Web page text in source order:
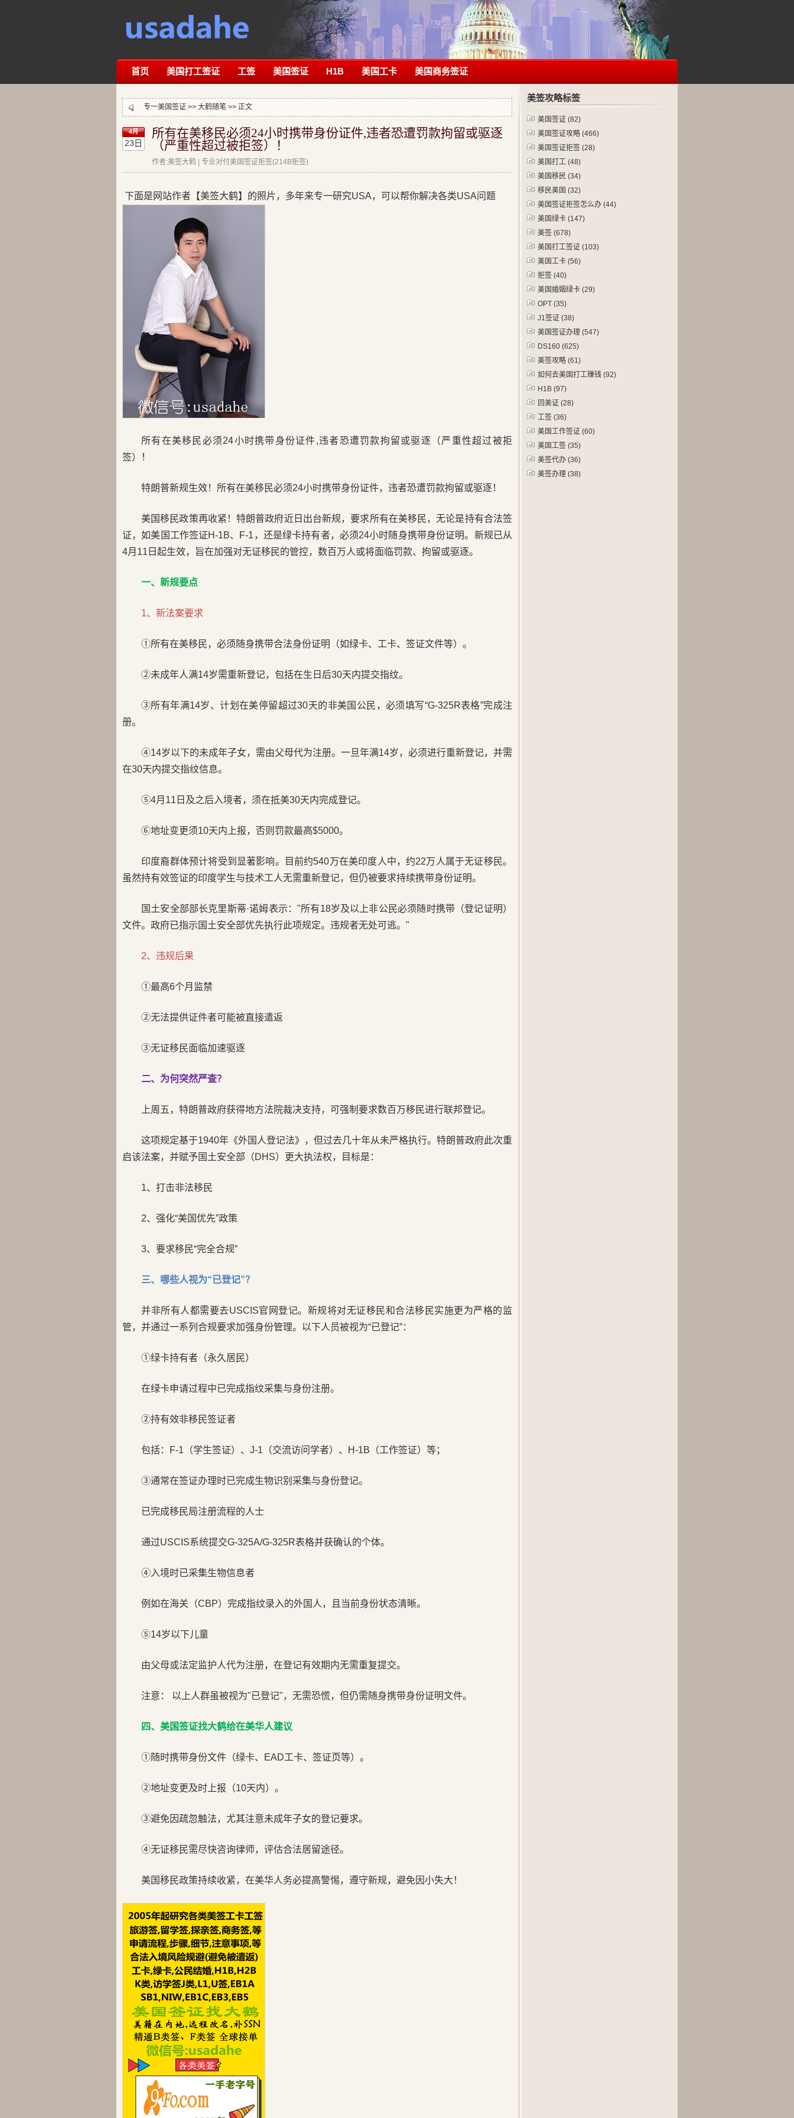
首页 美国打工签证 工签 美国签证 H1B 美国工卡 美国商务签证
专一美国签证 >> 大鹤随笔 >> 正文
4月
23日
所有在美移民必须24小时携带身份证件,违者恐遭罚款拘留或驱逐
（严重性超过被拒签）！
作者:美签大鹤 | 专业对付美国签证拒签(214B拒签)
下面是网站作者【美签大鹤】的照片，多年来专一研究USA，可以帮你解决各类USA问题
所有在美移民必须24小时携带身份证件,违者恐遭罚款拘留或驱逐（严重性超过被拒
签）！
特朗普新规生效！所有在美移民必须24小时携带身份证件，违者恐遭罚款拘留或驱逐！
美国移民政策再收紧！特朗普政府近日出台新规，要求所有在美移民，无论是持有合法签
证，如美国工作签证H-1B、F-1，还是绿卡持有者，必须24小时随身携带身份证明。新规已从
4月11日起生效，旨在加强对无证移民的管控，数百万人或将面临罚款、拘留或驱逐。
一、新规要点
1、新法案要求
①所有在美移民，必须随身携带合法身份证明（如绿卡、工卡、签证文件等）。
②未成年人满14岁需重新登记，包括在生日后30天内提交指纹。
③所有年满14岁、计划在美停留超过30天的非美国公民，必须填写“G-325R表格”完成注
册。
④14岁以下的未成年子女，需由父母代为注册。一旦年满14岁，必须进行重新登记，并需
在30天内提交指纹信息。
⑤4月11日及之后入境者，须在抵美30天内完成登记。
⑥地址变更须10天内上报，否则罚款最高$5000。
印度裔群体预计将受到显著影响。目前约540万在美印度人中，约22万人属于无证移民。
虽然持有效签证的印度学生与技术工人无需重新登记，但仍被要求持续携带身份证明。
国土安全部部长克里斯蒂·诺姆表示："所有18岁及以上非公民必须随时携带（登记证明）
文件。政府已指示国土安全部优先执行此项规定。违规者无处可逃。"
2、违规后果
①最高6个月监禁
②无法提供证件者可能被直接遣返
③无证移民面临加速驱逐
二、为何突然严查？
上周五，特朗普政府获得地方法院裁决支持，可强制要求数百万移民进行联邦登记。
这项规定基于1940年《外国人登记法》，但过去几十年从未严格执行。特朗普政府此次重
启该法案，并赋予国土安全部（DHS）更大执法权，目标是：
1、打击非法移民
2、强化“美国优先”政策
3、要求移民“完全合规”
三、哪些人视为“已登记”？
并非所有人都需要去USCIS官网登记。新规将对无证移民和合法移民实施更为严格的监
管，并通过一系列合规要求加强身份管理。以下人员被视为“已登记”：
①绿卡持有者（永久居民）
在绿卡申请过程中已完成指纹采集与身份注册。
②持有效非移民签证者
包括：F-1（学生签证）、J-1（交流访问学者）、H-1B（工作签证）等；
③通常在签证办理时已完成生物识别采集与身份登记。
已完成移民局注册流程的人士
通过USCIS系统提交G-325A/G-325R表格并获确认的个体。
④入境时已采集生物信息者
例如在海关（CBP）完成指纹录入的外国人，且当前身份状态清晰。
⑤14岁以下儿童
由父母或法定监护人代为注册，在登记有效期内无需重复提交。
注意： 以上人群虽被视为"已登记"，无需恐慌，但仍需随身携带身份证明文件。
四、美国签证找大鹤给在美华人建议
①随时携带身份文件（绿卡、EAD工卡、签证页等）。
②地址变更及时上报（10天内）。
③避免因疏忽触法，尤其注意未成年子女的登记要求。
④无证移民需尽快咨询律师，评估合法居留途径。
美国移民政策持续收紧，在美华人务必提高警惕，遵守新规，避免因小失大！
美签攻略标签
美国签证 (82)
美国签证攻略 (466)
美国签证拒签 (28)
美国打工 (48)
美国移民 (34)
移民美国 (32)
美国签证拒签怎么办 (44)
美国绿卡 (147)
美签 (678)
美国打工签证 (103)
美国工卡 (56)
拒签 (40)
美国婚姻绿卡 (29)
OPT (35)
J1签证 (38)
美国签证办理 (547)
DS160 (625)
美签攻略 (61)
如何去美国打工赚钱 (92)
H1B (97)
回美证 (28)
工签 (36)
美国工作签证 (60)
美国工签 (35)
美签代办 (36)
美签办理 (38)